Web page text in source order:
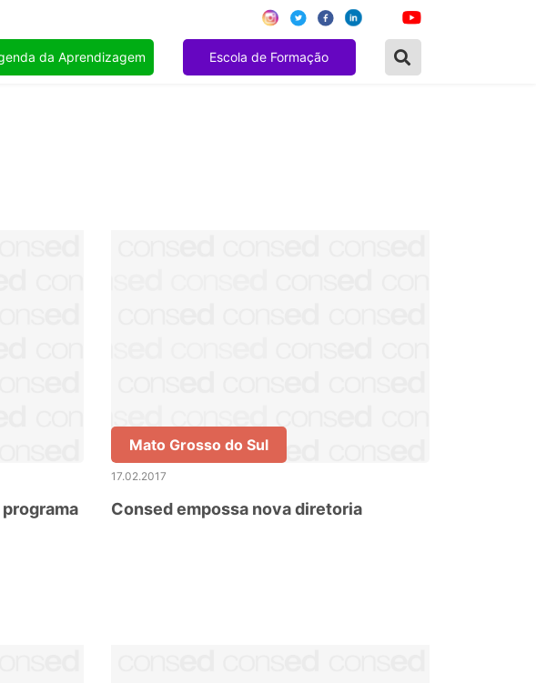
da Aprendizagem Escola de Formação
Mato Grosso do Sul
17.02.2017
Consed empossa nova diretoria